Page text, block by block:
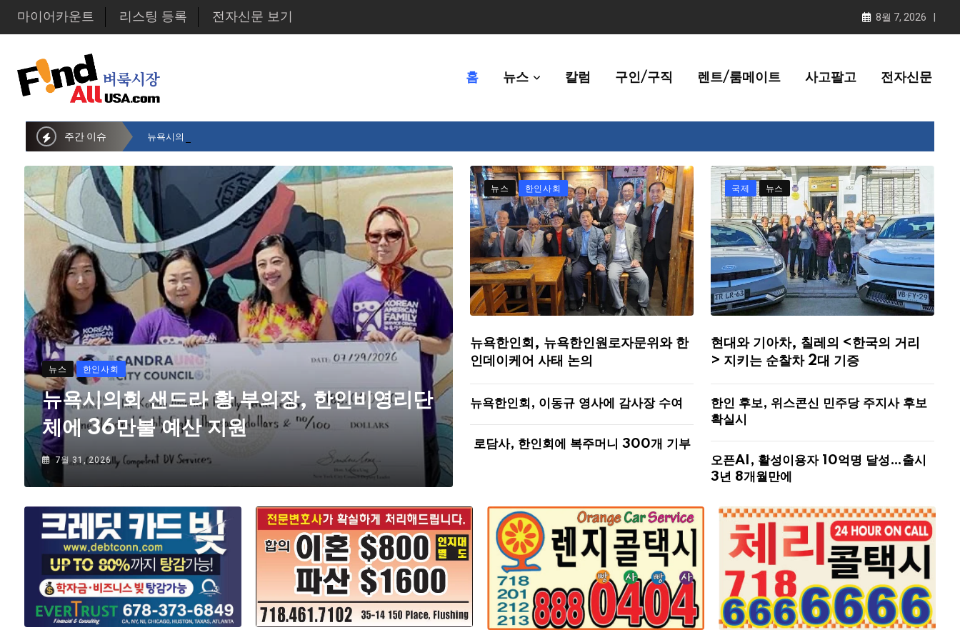
마이어카운트 리스팅 등록 전자신문 보기 8월 7, 2026
홈 뉴스 칼럼 구인/구직 렌트/룸메이트 사고팔고 전자신문
주간 이슈 뉴욕시의회 샌드라 황 부의장, 한인비영리단체에 36만불 예산 지원
뉴스 한인사회
뉴욕시의회 샌드라 황 부의장, 한인비영리단
체에 36만불 예산 지원
7월 31, 2026
뉴스 한인사회
뉴욕한인회, 뉴욕한인원로자문위와 한
인데이케어 사태 논의
뉴욕한인회, 이동규 영사에 감사장 수여
로담사, 한인회에 복주머니 300개 기부
국제 뉴스
현대와 기아차, 칠레의 <한국의 거리
> 지키는 순찰차 2대 기증
한인 후보, 위스콘신 민주당 주지사 후보
확실시
오픈AI, 활성이용자 10억명 달성…출시
3년 8개월만에